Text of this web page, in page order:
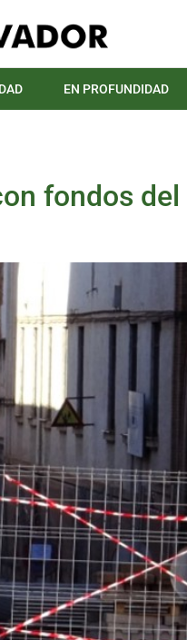
EN PROFUNDIDAD
fondos